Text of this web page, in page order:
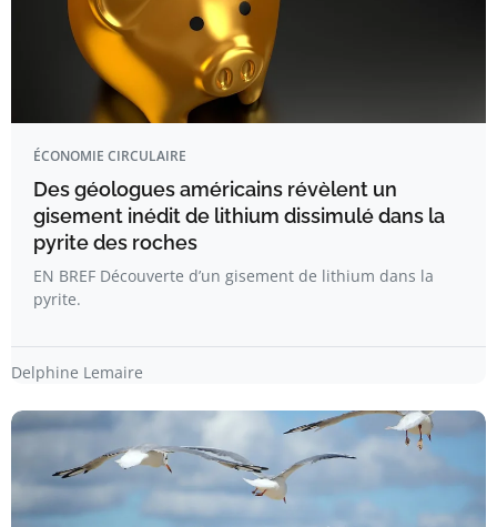
ÉCONOMIE CIRCULAIRE
Des géologues américains révèlent un
gisement inédit de lithium dissimulé dans la
pyrite des roches
EN BREF Découverte d’un gisement de lithium dans la
pyrite.
Delphine Lemaire